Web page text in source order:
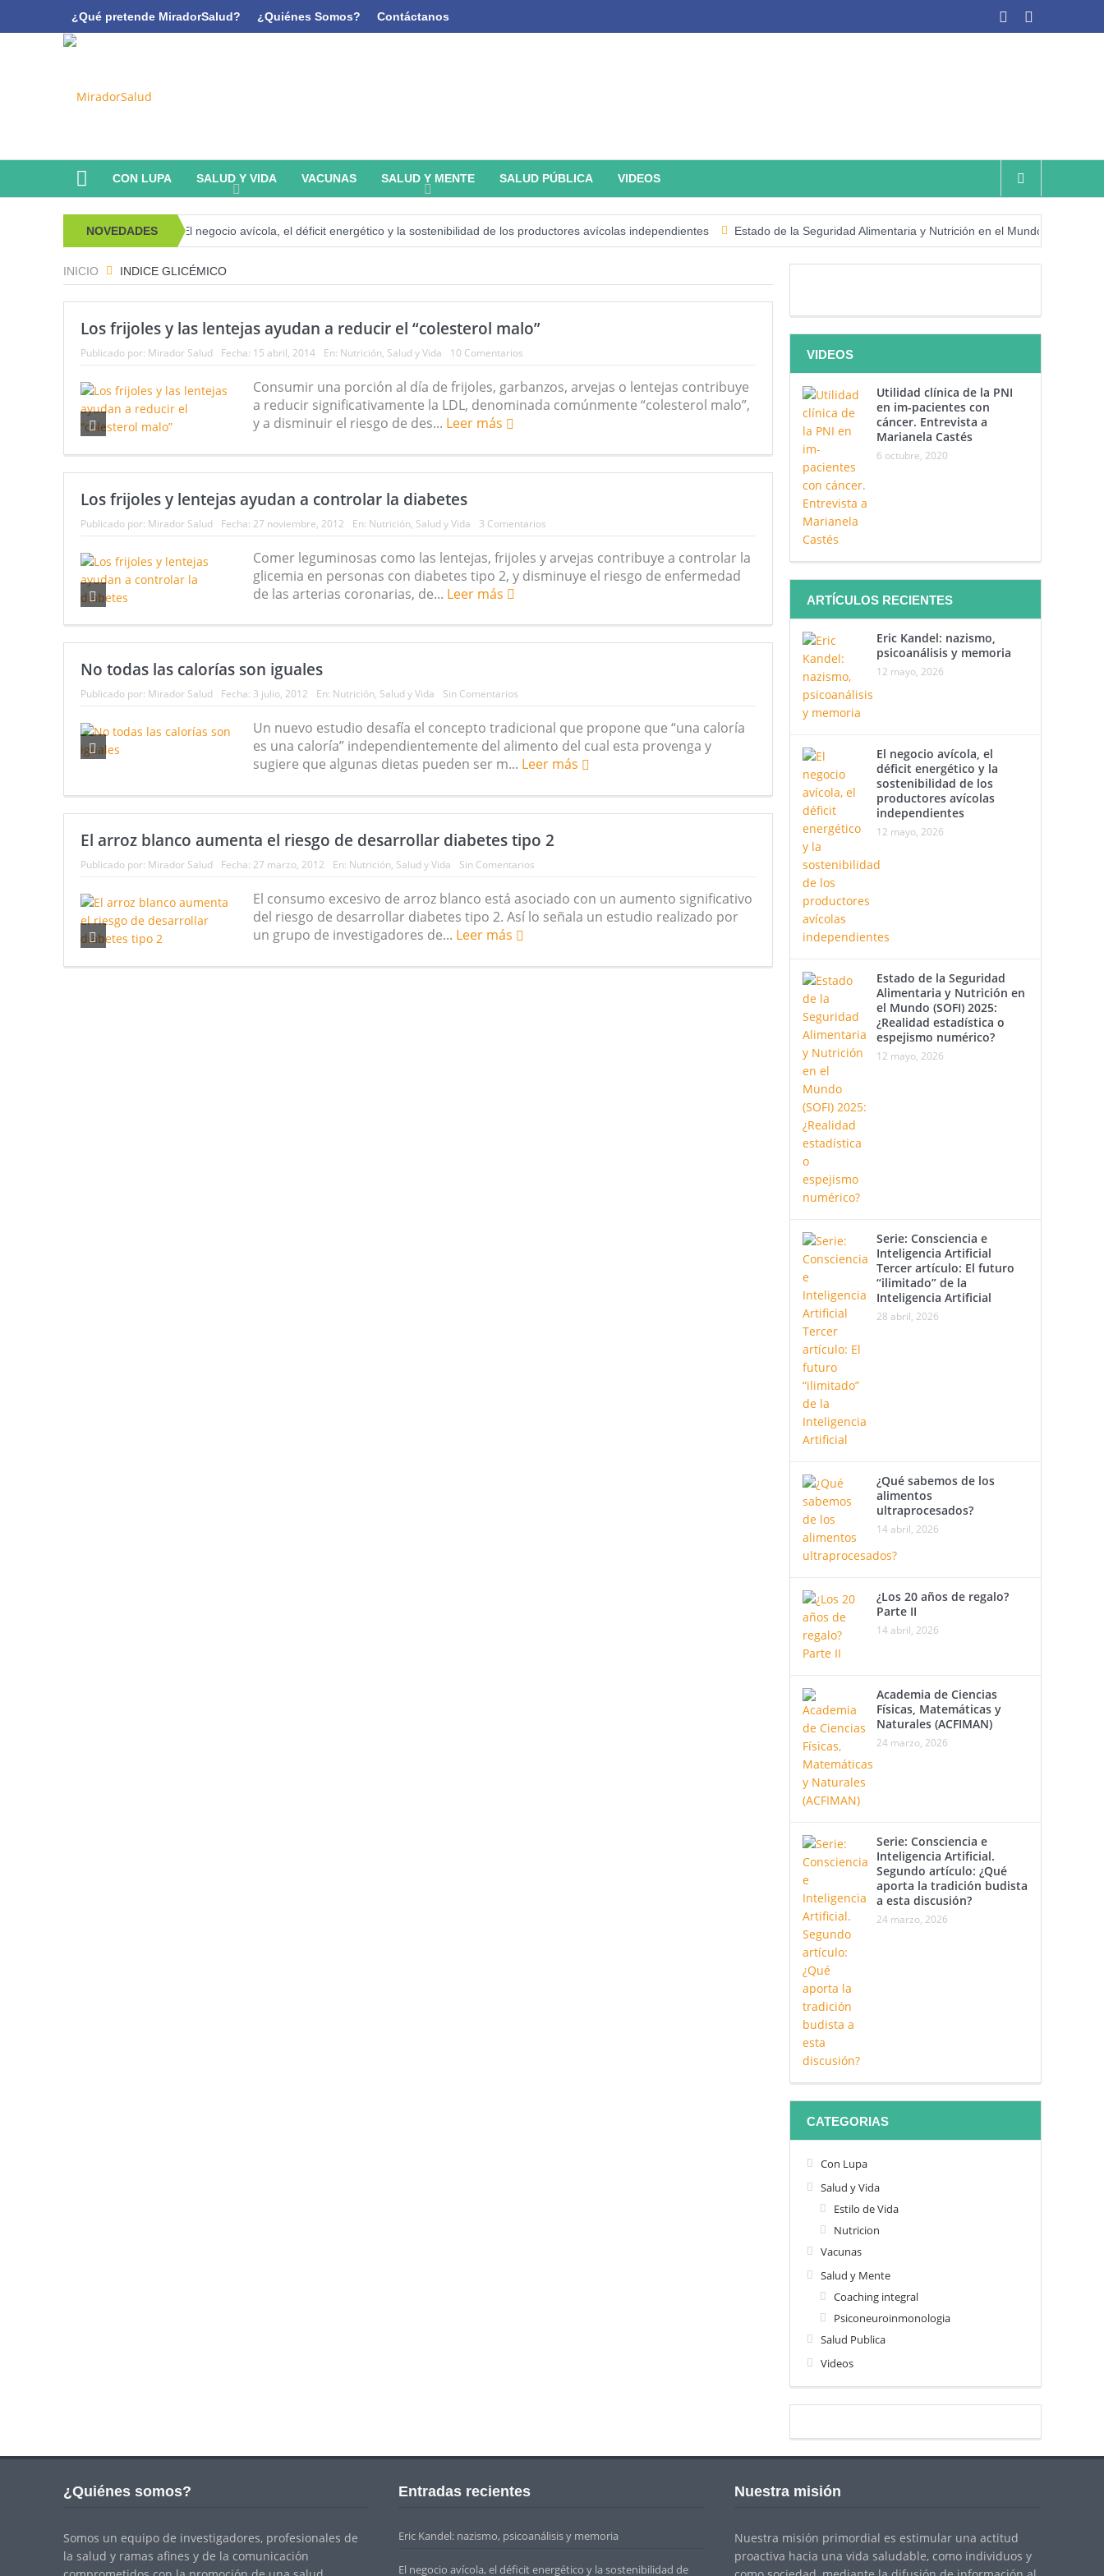
¿Qué pretende MiradorSalud? ¿Quiénes Somos? Contáctanos
CON LUPA SALUD Y VIDA VACUNAS SALUD Y MENTE SALUD PÚBLICA VIDEOS
NOVEDADES
y memoria El negocio avícola, el déficit energético y la sostenibilidad de los productores avícolas independientes Estado de la Seguridad Alimentaria y Nutrición en el Mundo (SOFI) 2025:
INICIO INDICE GLICÉMICO
Los frijoles y las lentejas ayudan a reducir el “colesterol malo”
Publicado por: Mirador Salud Fecha: 15 abril, 2014 En: Nutrición, Salud y Vida 10 Comentarios
Consumir una porción al día de frijoles, garbanzos, arvejas o lentejas contribuye
a reducir significativamente la LDL, denominada comúnmente “colesterol malo”,
y a disminuir el riesgo de des... Leer más
Los frijoles y lentejas ayudan a controlar la diabetes
Publicado por: Mirador Salud Fecha: 27 noviembre, 2012 En: Nutrición, Salud y Vida 3 Comentarios
Comer leguminosas como las lentejas, frijoles y arvejas contribuye a controlar la
glicemia en personas con diabetes tipo 2, y disminuye el riesgo de enfermedad
de las arterias coronarias, de... Leer más
No todas las calorías son iguales
Publicado por: Mirador Salud Fecha: 3 julio, 2012 En: Nutrición, Salud y Vida Sin Comentarios
Un nuevo estudio desafía el concepto tradicional que propone que “una caloría
es una caloría” independientemente del alimento del cual esta provenga y
sugiere que algunas dietas pueden ser m... Leer más
El arroz blanco aumenta el riesgo de desarrollar diabetes tipo 2
Publicado por: Mirador Salud Fecha: 27 marzo, 2012 En: Nutrición, Salud y Vida Sin Comentarios
El consumo excesivo de arroz blanco está asociado con un aumento significativo
del riesgo de desarrollar diabetes tipo 2. Así lo señala un estudio realizado por
un grupo de investigadores de... Leer más
VIDEOS
Utilidad clínica de la PNI
en im-pacientes con
cáncer. Entrevista a
Marianela Castés
6 octubre, 2020
ARTÍCULOS RECIENTES
Eric Kandel: nazismo,
psicoanálisis y memoria
12 mayo, 2026
El negocio avícola, el
déficit energético y la
sostenibilidad de los
productores avícolas
independientes
12 mayo, 2026
Estado de la Seguridad
Alimentaria y Nutrición en
el Mundo (SOFI) 2025:
¿Realidad estadística o
espejismo numérico?
12 mayo, 2026
Serie: Consciencia e
Inteligencia Artificial
Tercer artículo: El futuro
“ilimitado” de la
Inteligencia Artificial
28 abril, 2026
¿Qué sabemos de los
alimentos
ultraprocesados?
14 abril, 2026
¿Los 20 años de regalo?
Parte II
14 abril, 2026
Academia de Ciencias
Físicas, Matemáticas y
Naturales (ACFIMAN)
24 marzo, 2026
Serie: Consciencia e
Inteligencia Artificial.
Segundo artículo: ¿Qué
aporta la tradición budista
a esta discusión?
24 marzo, 2026
CATEGORIAS
Con Lupa
Salud y Vida
Estilo de Vida
Nutricion
Vacunas
Salud y Mente
Coaching integral
Psiconeuroinmonologia
Salud Publica
Videos
¿Quiénes somos?
Somos un equipo de investigadores, profesionales de
la salud y ramas afines y de la comunicación
Entradas recientes
Eric Kandel: nazismo, psicoanálisis y memoria
El negocio avícola, el déficit energético y la sostenibilidad de
Nuestra misión
Nuestra misión primordial es estimular una actitud
proactiva hacia una vida saludable, como individuos y